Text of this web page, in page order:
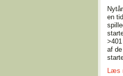
en
af
Læs